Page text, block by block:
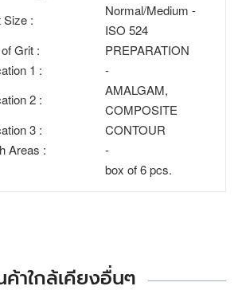
Size :
Normal/Medium -
ISO 524
Grit :
PREPARATION
1 :
-
2 :
AMALGAM,
COMPOSITE
3 :
CONTOUR
Areas :
-
box of 6 pcs.
ค้าใกล้เคียงอื่นๆ